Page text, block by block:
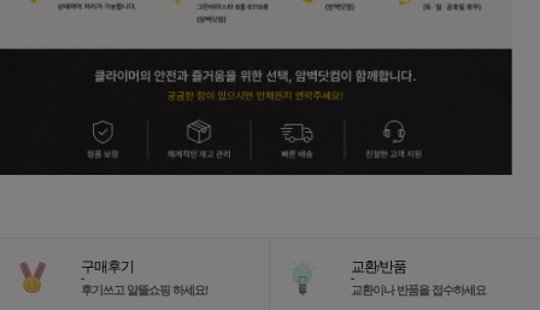
구매후기
-
후기쓰고 알뜰쇼핑 하세요!
교환/반품
-
교환이나 반품을 접수하세요